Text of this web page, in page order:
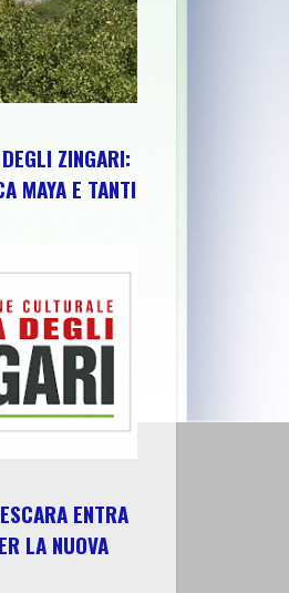
ZINGARI:
MAYA E TANTI
ENTRA
LA NUOVA